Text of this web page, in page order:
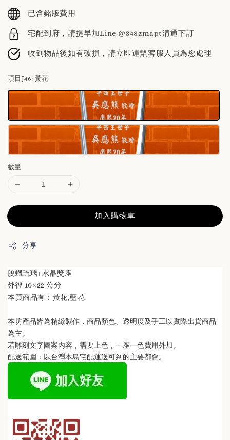
price
已含銘版費用
宅配到府，請提早加Line @348zmapt溝通下訂
收到物品後如有破損，請立即連繫客服人員為您處理
項目J46: 黃花
數量
加入購物車
分享
脫蠟琉璃+水晶獎座
外徑 10×22 公分
本頁商品有： 黃花,藍花
本坊產品皆為精緻製作，商品顏色、透明度及手工以實際出貨商品
為主。
若雕刻文字圖案內容，需要上色，一座一色費用外加。
配送範圍：以台灣本島宅配運送可到的主要都會。